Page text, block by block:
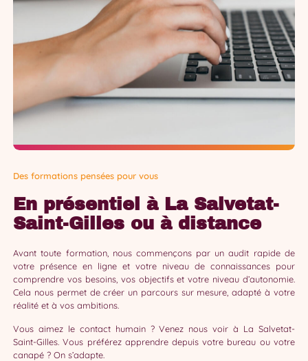
Des formations pensées pour vous
En présentiel à La Salvetat-
Saint-Gilles ou à distance
Avant toute formation, nous commençons par un audit rapide de
votre présence en ligne et votre niveau de connaissances pour
comprendre vos besoins, vos objectifs et votre niveau d’autonomie.
Cela nous permet de créer un parcours sur mesure, adapté à votre
réalité et à vos ambitions.
Vous aimez le contact humain ? Venez nous voir à La Salvetat-
Saint-Gilles. Vous préférez apprendre depuis votre bureau ou votre
canapé ? On s’adapte.